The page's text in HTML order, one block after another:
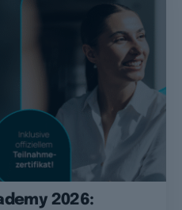
2026: